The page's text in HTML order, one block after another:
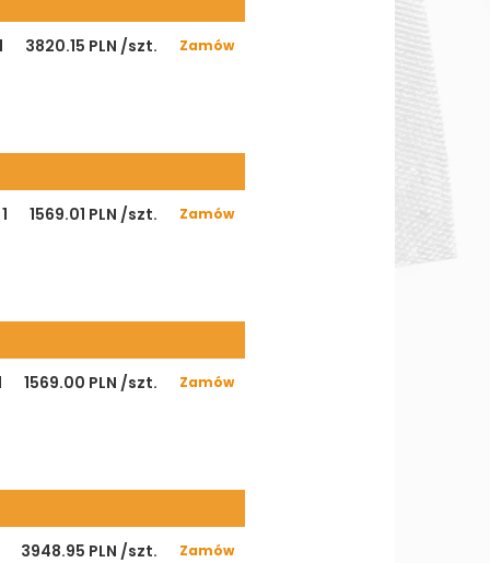
3820.15 PLN /szt. Zamów
1 1569.01 PLN /szt. Zamów
1569.00 PLN /szt. Zamów
3948.95 PLN /szt. Zamów